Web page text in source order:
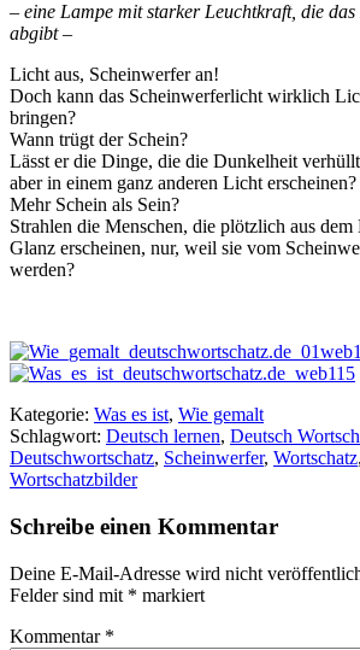
– eine Lampe mit starker Leuchtkraft, die
abgibt –
Licht aus, Scheinwerfer an!
Doch kann das Scheinwerferlicht wirklich
bringen?
Wann trügt der Schein?
Lässt er die Dinge, die die Dunkelheit
aber in einem ganz anderen Licht erscheinen?
Mehr Schein als Sein?
Strahlen die Menschen, die plötzlich aus
Glanz erscheinen, nur, weil sie vom
werden?
Kategorie: Was es ist, Wie gemalt
Schlagwort: Deutsch lernen, Deutsch
Deutschwortschatz, Scheinwerfer, Wortschatz,
Wortschatzbilder
Schreibe einen Kommentar
Deine E-Mail-Adresse wird nicht
Felder sind mit * markiert
Kommentar *